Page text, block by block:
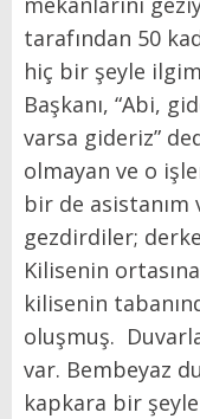
tarafından 50
hiç bir şeyle
Başkanı, “Abi,
varsa gideriz”
olmayan ve o
bir de asistanım
gezdirdiler;
Kilisenin
kilisenin
oluşmuş.
var. Bembeyaz
kapkara bir